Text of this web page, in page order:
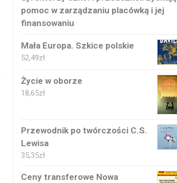
pomoc w zarządzaniu placówką i jej
finansowaniu
Mała Europa. Szkice polskie
52,49zł
Życie w oborze
18,65zł
Przewodnik po twórczości C.S.
Lewisa
35,35zł
Ceny transferowe Nowa